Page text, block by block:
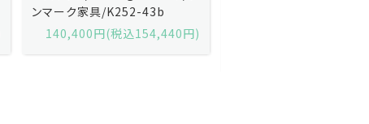
「No.42」（ローズウッド・レザー
黒）/デンマーク家具/J252-57j